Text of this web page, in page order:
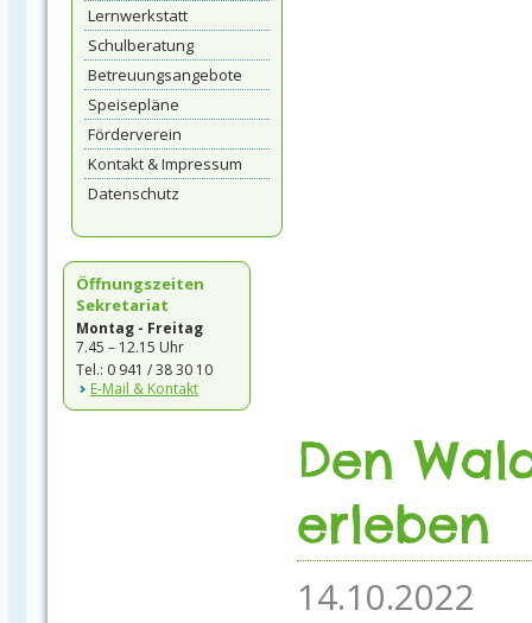
Lernwerkstatt
Schulberatung
Betreuungsangebote
Speisepläne
Förderverein
Kontakt & Impressum
Datenschutz
Öffnungszeiten
Sekretariat
Montag - Freitag
7.45 – 12.15 Uhr
Tel.: 0 941 / 38 30 10
E-Mail & Kontakt
Den
erleben
14.10.2022